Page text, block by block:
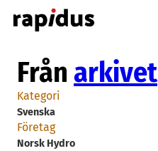
Hoppa
till
Från arkivet
Kategori
Svenska
Företag
Norsk Hydro